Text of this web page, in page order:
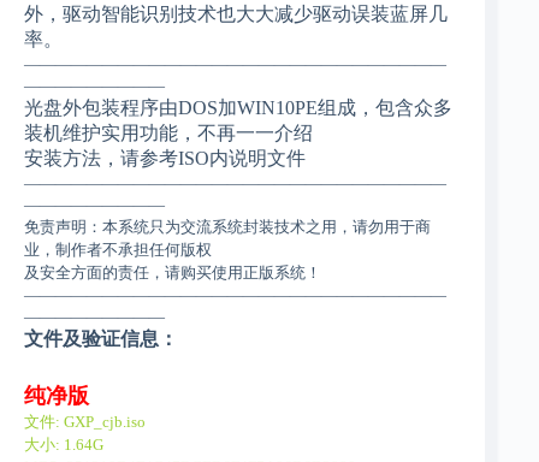
外，驱动智能识别技术也大大减少驱动误装蓝屏几
率。
———————————————————————————
—————————
光盘外包装程序由DOS加WIN10PE组成，包含众多
装机维护实用功能，不再一一介绍
安装方法，请参考ISO内说明文件
———————————————————————————
—————————
免责声明：本系统只为交流系统封装技术之用，请勿用于商
业，制作者不承担任何版权
及安全方面的责任，请购买使用正版系统！
———————————————————————————
—————————
文件及验证信息：
纯净版
文件: GXP_cjb.iso
大小: 1.64G